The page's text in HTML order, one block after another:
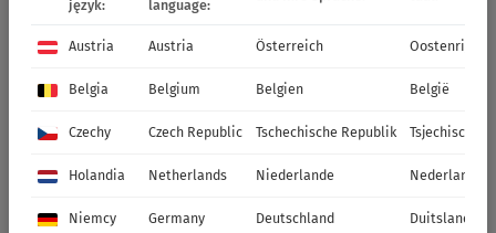
język:
language:
Austria Austria Österreich Oostenrijk
Belgia Belgium Belgien België
Czechy Czech Republic Tschechische Republik Tsjechische
Holandia Netherlands Niederlande Nederland
Niemcy Germany Deutschland Duitsland